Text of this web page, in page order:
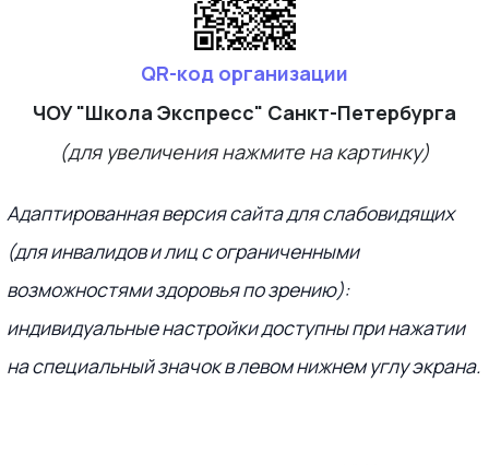
QR-код организации
ЧОУ "Школа Экспресс" Санкт-Петербурга
(для увеличения нажмите на картинку)
Адаптированная версия сайта для слабовидящих
(для инвалидов и лиц с ограниченными
возможностями здоровья по зрению):
индивидуальные настройки доступны при нажатии
на специальный значок в левом нижнем углу экрана.